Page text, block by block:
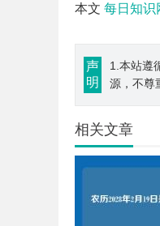
本文 每日知识
声
明
1.本站遵
源，不尊
相关文章